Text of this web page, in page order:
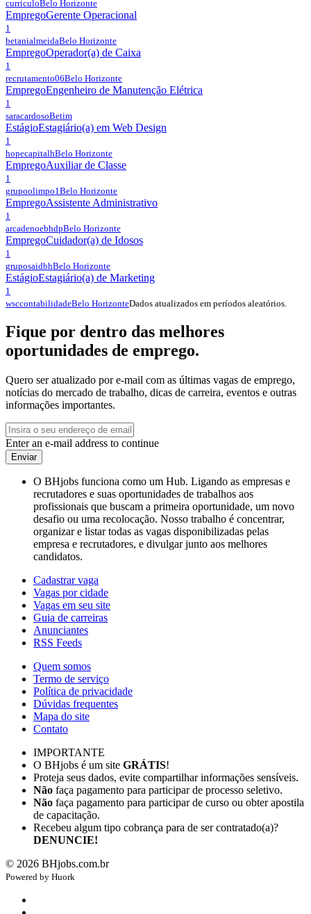
curriculoBelo Horizonte
EmpregoGerente Operacional
1
betanialmeidaBelo Horizonte
EmpregoOperador(a) de Caixa
1
recrutamento06Belo Horizonte
EmpregoEngenheiro de Manutenção Elétrica
1
saracardosoBetim
EstágioEstagiário(a) em Web Design
1
hopecapitalhBelo Horizonte
EmpregoAuxiliar de Classe
1
grupoolimpo1 Belo Horizonte
EmpregoAssistente Administrativo
1
arcadenoebhdpBelo Horizonte
EmpregoCuidador(a) de Idosos
1
gruposaidbhBelo Horizonte
EstágioEstagiário(a) de Marketing
1
wsccontabilidadeBelo HorizonteDados atualizados em períodos aleatórios.
Fique por dentro das melhores
oportunidades de emprego.
Quero ser atualizado por e-mail com as últimas vagas de emprego,
notícias do mercado de trabalho, dicas de carreira, eventos e outras
informações importantes.
Enter an e-mail address to continue
Enviar
O BHjobs funciona como um Hub. Ligando as empresas e
recrutadores e suas oportunidades de trabalhos aos
profissionais que buscam a primeira oportunidade, um novo
desafio ou uma recolocação. Nosso trabalho é concentrar,
organizar e listar todas as vagas disponibilizadas pelas
empresa e recrutadores, e divulgar junto aos melhores
candidatos.
Cadastrar vaga
Vagas por cidade
Vagas em seu site
Guia de carreiras
Anunciantes
RSS Feeds
Quem somos
Termo de serviço
Política de privacidade
Dúvidas frequentes
Mapa do site
Contato
IMPORTANTE
O BHjobs é um site GRÁTIS!
Proteja seus dados, evite compartilhar informações sensíveis.
Não faça pagamento para participar de processo seletivo.
Não faça pagamento para participar de curso ou obter apostila
de capacitação.
Recebeu algum tipo cobrança para de ser contratado(a)?
DENUNCIE!
© 2026 BHjobs.com.br
Powered by Huork